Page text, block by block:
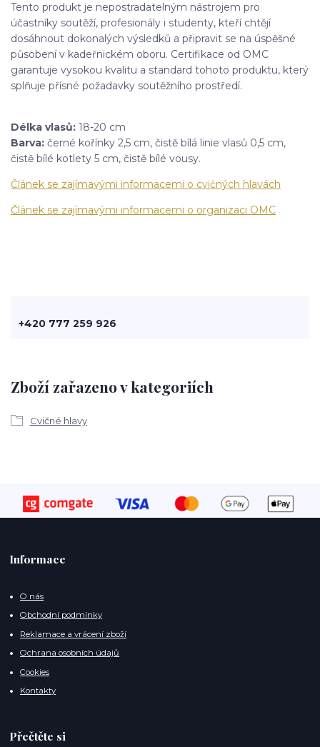
Tento produkt je nepostradatelným nástrojem pro
účastníky soutěží, profesionály i studenty, kteří chtějí
dosáhnout dokonalých výsledků a připravit se na úspěšné
působení v kadeřnickém oboru. Certifikace od OMC
garantuje vysokou kvalitu a standard tohoto produktu, který
splňuje přísné požadavky soutěžního prostředí.
Délka vlasů: 18-20 cm
Barva: černé kořínky 2,5 cm, čistě bílá linie vlasů 0,5 cm,
čistě bílé kotlety 5 cm, čistě bílé vousy.
Článek se zajímavými informacemi o cvičných hlavách
Článek se zajímavými informacemi o organizaci OMC
Zboží zařazeno v kategoriích
Cvičné hlavy
+420 777 259 926
Informace
O nás
Obchodní podmínky
Reklamace a vrácení zboží
Ochrana osobních údajů
Cookies
Kontakty
Přečtěte si